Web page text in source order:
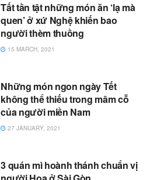
Tất tần tật những món ăn ‘lạ mà
quen’ ở xứ Nghệ khiến bao
người thèm thuồng
15 MARCH, 2021
Những món ngon ngày Tết
không thể thiếu trong mâm cỗ
của người miền Nam
27 JANUARY, 2021
3 quán mì hoành thánh chuẩn vị